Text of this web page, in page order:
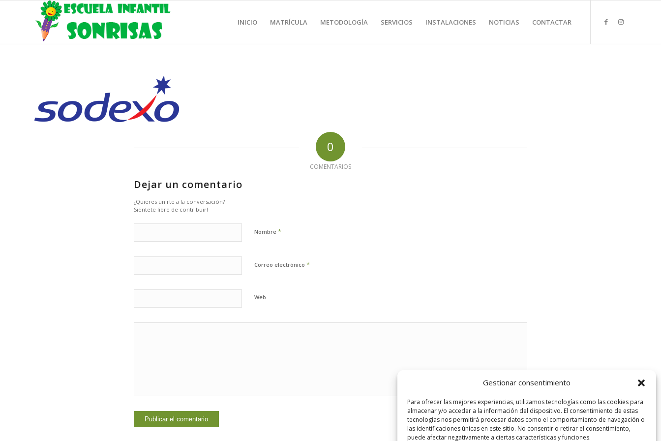
Gestionar consentimiento
Para ofrecer las mejores experiencias, utilizamos tecnologías como las cookies para
almacenar y/o acceder a la información del dispositivo. El consentimiento de estas
tecnologías nos permitirá procesar datos como el comportamiento de navegación o
las identificaciones únicas en este sitio. No consentir o retirar el consentimiento,
puede afectar negativamente a ciertas características y funciones.
INICIO MATRÍCULA METODOLOGÍA SERVICIOS INSTALACIONES NOTICIAS CONTACTAR
0
COMENTARIOS
Dejar un comentario
¿Quieres unirte a la conversación?
Siéntete libre de contribuir!
Nombre *
Correo electrónico *
Web